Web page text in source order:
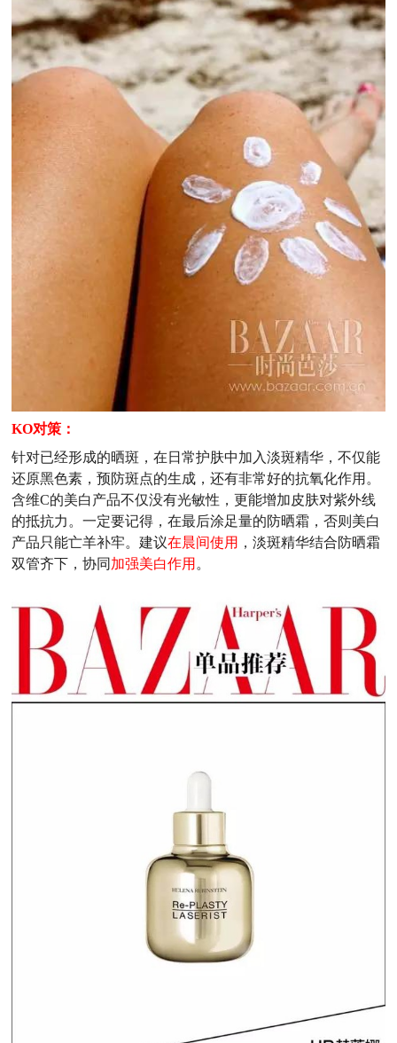
KO对策：
针对已经形成的晒斑，在日常护肤中加入淡斑精华，不仅能
还原黑色素，预防斑点的生成，还有非常好的抗氧化作用。
含维C的美白产品不仅没有光敏性，更能增加皮肤对紫外线
的抵抗力。一定要记得，在最后涂足量的防晒霜，否则美白
产品只能亡羊补牢。建议在晨间使用 ，淡斑精华结合防晒霜
双管齐下，协同 加强美白作用 。